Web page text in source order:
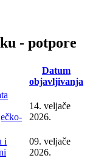
- potpore
Datum
objavljivanja
14. veljače
2026.
i
09. veljače
2026.